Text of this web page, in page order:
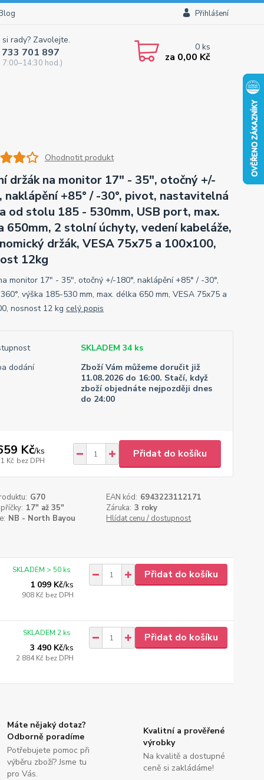
Přihlášení
rady? Zavolejte.
701 897
7:00–14:30 hod.)
0ks
za 0,00 Kč
Ohodnotit produkt
držák na monitor 17" - 35", otočný +/-
naklápění +85° / -30°, pivot, nastavitelná
od stolu 185 - 530mm, USB port, max.
650mm, 2 stolní úchyty, vedení kabeláže,
držák, VESA 75x75 a 100x100,
12kg
monitor 17" - 35", otočný +/-180°, naklápění +85° / -30°,
výška 185-530 mm, max. délka 650 mm, VESA 75x75 a
nosnost 12 kg celý popis
SKLADEM 34 ks
dodání
Zboží Vám můžeme doručit již
11.08.2026 do 16:00. Stačí, když
zboží objednáte nejpozději dnes
do 24:00
Kč/ks
Kč bez DPH
Přidat do košíku
G70 EAN kód: 6943223112171
17" až 35" Záruka: 3 roky
NB - North Bayou Hlídat cenu / dostupnost
1 099 Kč/ks
908 Kč bez DPH
SKLADEM > 50 ks Přidat do košíku
3 490 Kč/ks
2 884 Kč bez DPH
SKLADEM 2 ks Přidat do košíku
Máte nějaký dotaz?
Odborně poradíme
Potřebujete pomoc při
výběru zboží? Jsme tu
pro Vás.
Kvalitní a prověřené
výrobky
Na kvalitě a dostupné
ceně si zakládáme!